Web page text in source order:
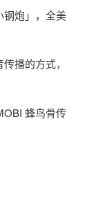
钢炮」，全美
播的方式，
蜂鸟骨传